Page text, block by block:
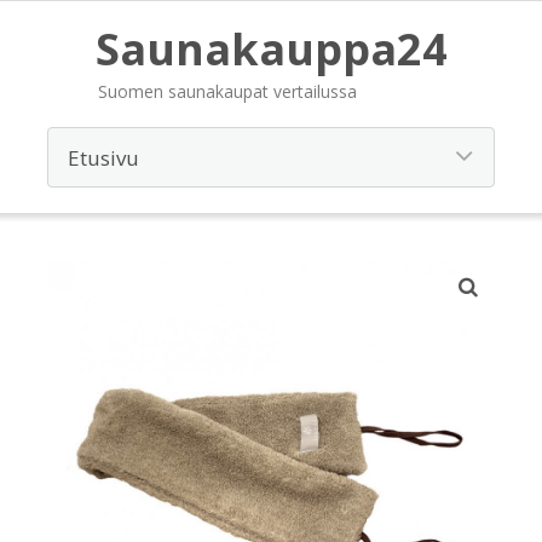
Saunakauppa24
Suomen saunakaupat vertailussa